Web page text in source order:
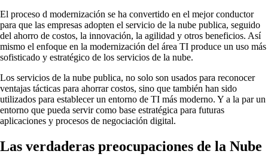
El proceso d modernización se ha convertido en el mejor conductor
para que las empresas adopten el servicio de la nube publica, seguido
del ahorro de costos, la innovación, la agilidad y otros beneficios. Así
mismo el enfoque en la modernización del área TI produce un uso más
sofisticado y estratégico de los servicios de la nube.
Los servicios de la nube publica, no solo son usados para reconocer
ventajas tácticas para ahorrar costos, sino que también han sido
utilizados para establecer un entorno de TI más moderno. Y a la par un
entorno que pueda servir como base estratégica para futuras
aplicaciones y procesos de negociación digital.
Las verdaderas preocupaciones de la Nube